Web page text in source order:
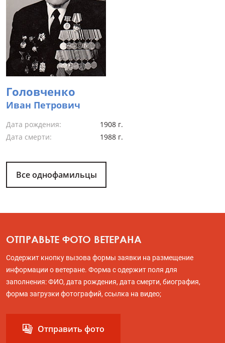
Головченко
Иван Петрович
Дата рождения:
1908 г.
Дата смерти:
1988 г.
Все однофамильцы
ОТПРАВЬТЕ ФОТО ВЕТЕРАНА
Содержит кнопку вызова формы заявки на размещение
информации о ветеране. Форма с одержит поля для
заполнения: ФИО, дата рождения, дата смерти, биография,
форма загрузки фотографий, ссылка на видео;
Отправить фото